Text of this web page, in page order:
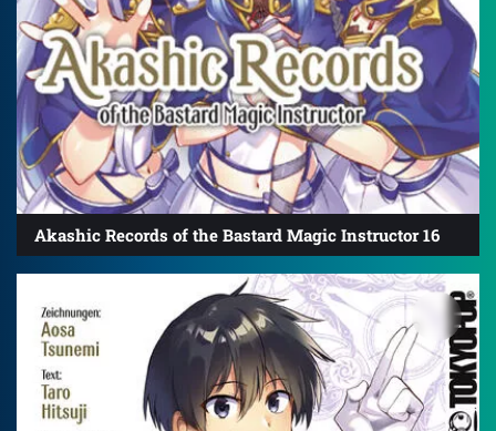
Akashic Records of the Bastard Magic Instructor 16